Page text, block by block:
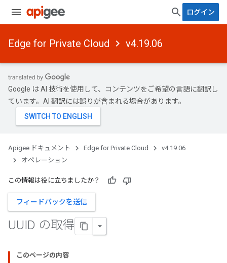
ログイン
Edge for Private Cloud v4.19.06
Google は AI 技術を使用して、コンテンツをご希望の言語に翻訳し
ています。AI 翻訳には誤りが含まれる場合があります。
Apigee ドキュメント Edge for Private Cloud
v4.19.06
オペレーション
この情報は役に立ちましたか？
フィードバックを送信
UUID の取得
このページの内容